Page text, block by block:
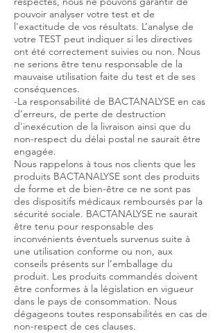
pouvoir analyser votre test et de
l'exactitude de vos résultats. L’analyse de
votre TEST peut indiquer si les directives
ont été correctement suivies ou non. Nous
ne serions être tenu responsable de la
mauvaise utilisation faite du test et de ses
conséquences.
-La responsabilité de BACTANALYSE en cas
d’erreurs, de perte de destruction
d'inexécution de la livraison ainsi que du
non-respect du délai postal ne saurait être
engagée.
Nous rappelons à tous nos clients que les
produits BACTANALYSE sont des produits
de forme et de bien-être ce ne sont pas
des dispositifs médicaux remboursés par la
sécurité sociale. BACTANALYSE ne saurait
être tenu pour responsable des
inconvénients éventuels survenus suite à
une utilisation conforme ou non, aux
conseils présents sur l’emballage du
produit. Les produits commandés doivent
être conformes à la législation en vigueur
dans le pays de consommation. Nous
dégageons toutes responsabilités en cas de
non-respect de ces clauses.